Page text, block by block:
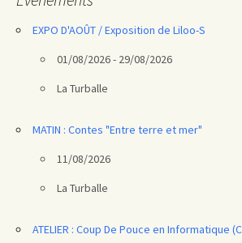
EXPO D'AOÛT / Exposition de Liloo-S
01/08/2026 - 29/08/2026
La Turballe
MATIN : Contes "Entre terre et mer"
11/08/2026
La Turballe
ATELIER : Coup De Pouce en Informatique